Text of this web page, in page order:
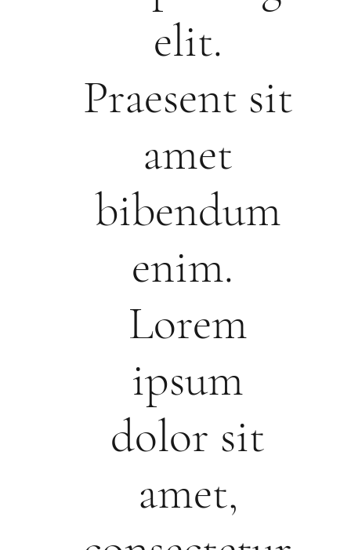
elit.
Praesent sit
amet
bibendum
enim.
Lorem
ipsum
dolor sit
amet,